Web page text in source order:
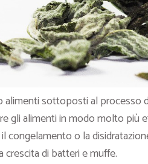
alimenti sottoposti al processo
gli alimenti in modo molto più
congelamento o la
crescita di batteri e muffe.